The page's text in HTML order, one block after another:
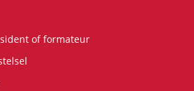
of formateur